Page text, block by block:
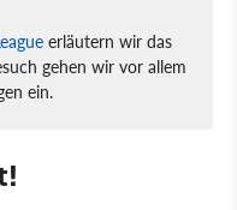
erläutern wir das
gehen wir vor allem
ein.